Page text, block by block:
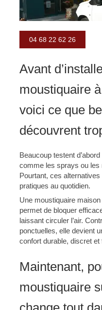
04 68 22 62 26
Avant
moustiquaire
voici ce que
découvrent
Beaucoup testent
comme les sprays ou les
Pourtant, ces
pratiques au quotidien.
Une moustiquaire
permet de bloquer
laissant circuler l’air.
ponctuelles, elle devient
confort durable, discret et
Maintenant,
moustiquaire